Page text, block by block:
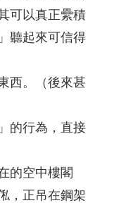
可以真正纍積
聽起來可信得
西。（後來甚
的行為，直接
的空中樓閣
，正吊在鋼架